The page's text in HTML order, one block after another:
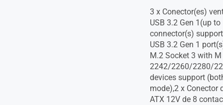
3 x Conector(es)
USB 3.2 Gen 1(up
connector(s)
USB 3.2 Gen 1
M.2 Socket 3 with M
2242/2260/2280/
devices support
mode),2 x Conector
ATX 12V de 8